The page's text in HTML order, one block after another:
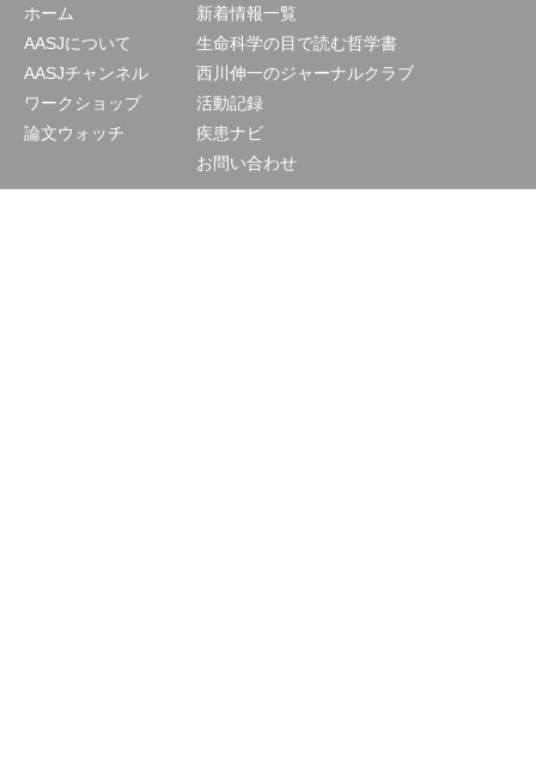
ホーム
AASJについて
AASJチャンネル
ワークショップ
論文ウォッチ
新着情報一覧
生命科学の目で読む哲学書
西川伸一のジャーナルクラブ
活動記録
疾患ナビ
お問い合わせ